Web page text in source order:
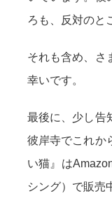
ろも、反対のと
それも含め、さ
幸いです。
最後に、少し告
彼岸寺でこれか
い猫』は
シング）で販売